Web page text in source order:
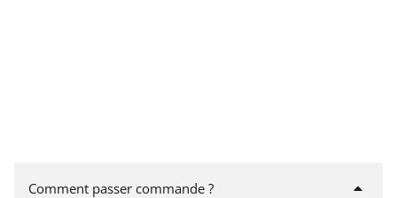
Comment passer commande ?